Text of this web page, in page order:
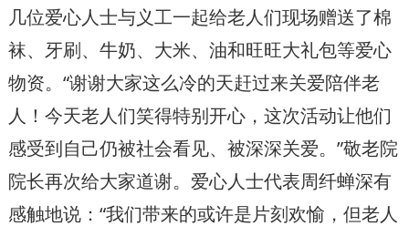
几位爱心人士与义工一起给老人们现场赠送了棉
袜、牙刷、牛奶、大米、油和旺旺大礼包等爱心
物资。“谢谢大家这么冷的天赶过来关爱陪伴老
人！今天老人们笑得特别开心，这次活动让他们
感受到自己仍被社会看见、被深深关爱。”敬老院
院长再次给大家道谢。爱心人士代表周纤蝉深有
感触地说：“我们带来的或许是片刻欢愉，但老人